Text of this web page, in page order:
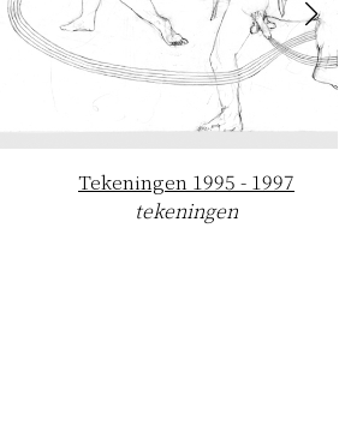
Tekeningen 1995 - 1997
tekeningen